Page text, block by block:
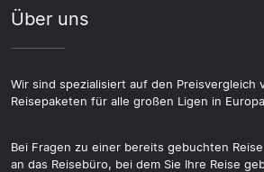
Über uns
Wir sind spezialisiert auf den Preisvergleich
Reisepaketen für alle großen Ligen in
Bei Fragen zu einer bereits gebuchten
an das Reisebüro, bei dem Sie Ihre Reise